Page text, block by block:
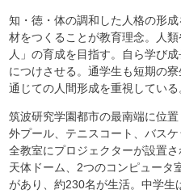
知・徳・体の調和した人格の形
材をつくることが教育理念。人
人」の育成を目指す。自ら学び
につけさせる。通学生も短期の
通じての人間形成を重視している
筑波研究学園都市の最南端に位
外プール、テニスコート、バス
全教室にプロジェクターが設置
天体ドーム、2つのコンピュータ
があり、約230名が生活。中学生